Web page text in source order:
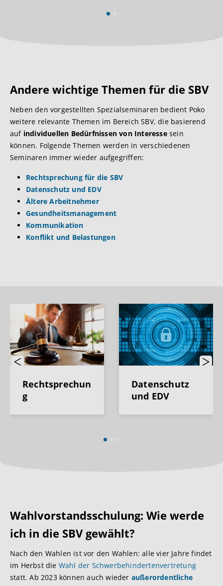
Andere wichtige Themen für die SBV
Neben den vorgestellten Spezialseminaren bedient Poko
weitere relevante Themen im Bereich SBV, die basierend
auf individuellen Bedürfnissen von Interessesein
können. Folgende Themen werden in verschiedenen
Seminaren immer wieder aufgegriffen:
Rechtsprechung für die SBV
Datenschutz und EDV
Ältere Arbeitnehmer
Gesundheitsmanagement
Kommunikation
Konflikt und Belastungen
Rechtsprechun
g
Datenschutz
und EDV
Previous Next
Wahlvorstandsschulung: Wie werde
ich in die SBV gewählt?
Nach den Wahlen ist vor den Wahlen: alle vier Jahre findet
im Herbst die Wahl der Schwerbehindertenvertretung
statt. Ab 2023 können auch wieder außerordentliche